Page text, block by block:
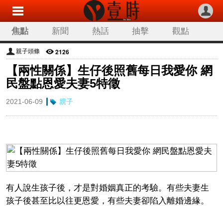
焦點 新聞 熱話 抽擊
觀點
科技
生活
讀者來稿
專欄分類
親子頭條 2126
【兩性關係】生仔後照舊每日我愛你 網
民盤點恩愛夫妻5特徵
2021-06-09 親子
有人說生孩子後，才是對婚姻真正的考驗。有些夫妻生
孩子後甚至比以往更恩愛，有些夫妻卻陷入離婚邊緣。